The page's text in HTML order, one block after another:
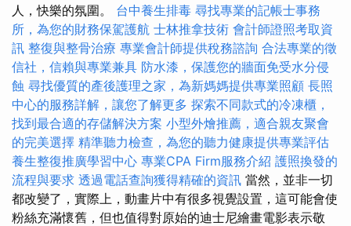
人，快樂的氛圍。 台中養生排毒 尋找專業的記帳士事務
所，為您的財務保駕護航 士林推拿技術 會計師證照考取資
訊 整復與整骨治療 專業會計師提供稅務諮詢 合法專業的徵
信社，信賴與專業兼具 防水漆，保護您的牆面免受水分侵
蝕 尋找優質的產後護理之家，為新媽媽提供專業照顧 長照
中心的服務詳解，讓您了解更多 探索不同款式的冷凍櫃，
找到最合適的存儲解決方案 小型外燴推薦，適合親友聚會
的完美選擇 精準聽力檢查，為您的聽力健康提供專業評估
養生整復推廣學習中心 專業CPA Firm服務介紹 護照換發的
流程與要求 透過電話查詢獲得精確的資訊 當然，並非一切
都改變了，實際上，動畫片中有很多視覺設置，這可能會使
粉絲充滿懷舊，但也值得對原始的迪士尼繪畫電影表示敬